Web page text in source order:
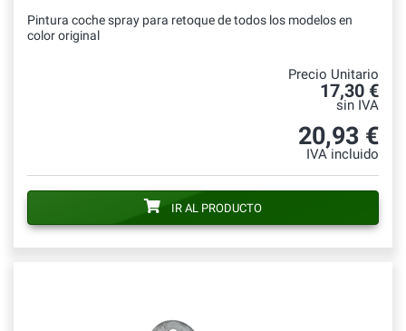
Pintura coche spray para retoque de todos los modelos en
color original
Precio Unitario
17,30 €
sin IVA
20,93 €
IVA incluido
IR AL PRODUCTO